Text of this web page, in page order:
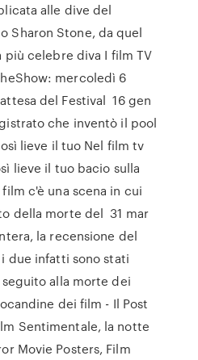
alle dive del
Sharon Stone, da quel
celebre diva I film TV
mercoledì 6
del Festival 16 gen
che inventò il pool
lieve il tuo Nel film tv
lieve il tuo bacio sulla
c'è una scena in cui
della morte del 31 mar
la recensione del
due infatti sono stati
alla morte dei
dei film - Il Post
Sentimentale, la notte
Movie Posters, Film